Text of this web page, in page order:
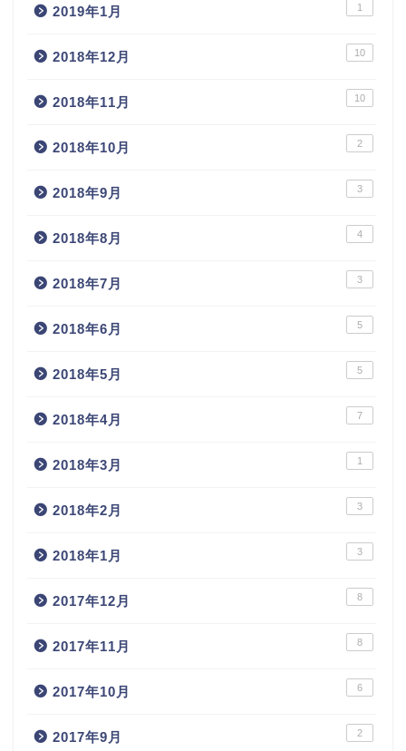
2019年1月 1
2018年12月 10
2018年11月 10
2018年10月 2
2018年9月 3
2018年8月 4
2018年7月 3
2018年6月 5
2018年5月 5
2018年4月 7
2018年3月 1
2018年2月 3
2018年1月 3
2017年12月 8
2017年11月 8
2017年10月 6
2017年9月 2